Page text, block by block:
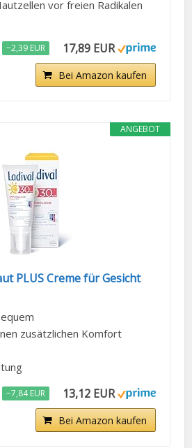
vor freien Radikalen
−2,39 EUR 17,89 EUR
Bei Amazon kaufen
ANGEBOT
PLUS Creme für Gesicht
zusätzlichen Komfort
−7,84 EUR 13,12 EUR
Bei Amazon kaufen